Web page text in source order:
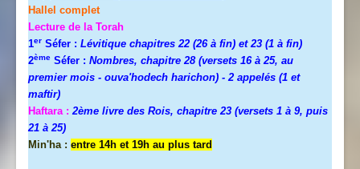
Hallel complet
Lecture de la Torah
1er Séfer : Lévitique chapitres 22 (26 à fin) et 23 (1 à fin)
2ème Séfer : Nombres, chapitre 28 (versets 16 à 25, au
premier mois - ouva'hodech harichon) - 2 appelés (1 et
maftir)
Haftara : 2ème livre des Rois, chapitre 23 (versets 1 à 9, puis
21 à 25)
Min'ha : entre 14h et 19h au plus tard